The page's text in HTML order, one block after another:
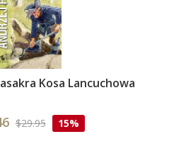
Kosa Lancuchowa
$29.95 15%